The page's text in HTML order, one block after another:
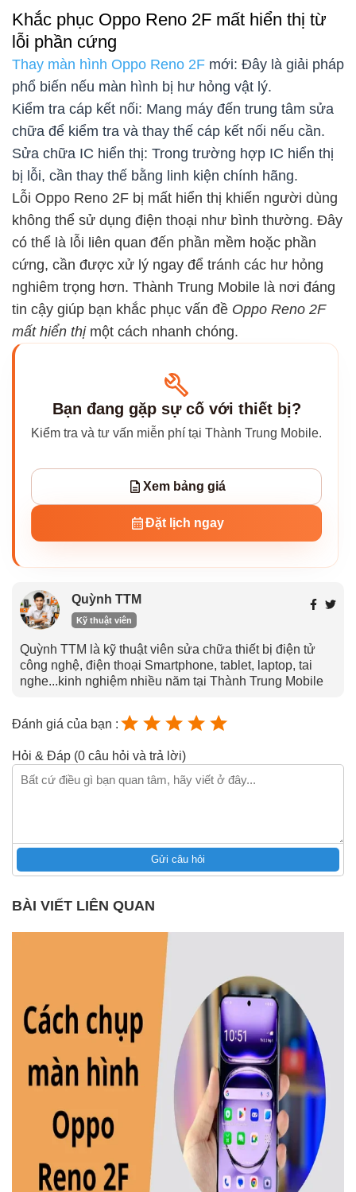
Khắc phục Oppo Reno 2F mất hiển thị từ
lỗi phần cứng
Thay màn hình Oppo Reno 2F mới: Đây là giải pháp
phổ biến nếu màn hình bị hư hỏng vật lý.
Kiểm tra cáp kết nối: Mang máy đến trung tâm sửa
chữa để kiểm tra và thay thế cáp kết nối nếu cần.
Sửa chữa IC hiển thị: Trong trường hợp IC hiển thị
bị lỗi, cần thay thế bằng linh kiện chính hãng.
Lỗi Oppo Reno 2F bị mất hiển thị khiến người dùng
không thể sử dụng điện thoại như bình thường. Đây
có thể là lỗi liên quan đến phần mềm hoặc phần
cứng, cần được xử lý ngay để tránh các hư hỏng
nghiêm trọng hơn. Thành Trung Mobile là nơi đáng
tin cậy giúp bạn khắc phục vấn đề Oppo Reno 2F
mất hiển thịmột cách nhanh chóng.
Bạn đang gặp sự cố với thiết bị?
Kiểm tra và tư vấn miễn phí tại Thành Trung Mobile.
Xem bảng giá
Đặt lịch ngay
Quỳnh TTM
Kỹ thuật viên
Quỳnh TTM là kỹ thuật viên sửa chữa thiết bị điện tử
công nghệ, điện thoại Smartphone, tablet, laptop, tai
nghe...kinh nghiệm nhiều năm tại Thành Trung Mobile
Đánh giá của bạn :
Hỏi & Đáp (0 câu hỏi và trả lời)
Gửi câu hỏi
BÀI VIẾT LIÊN QUAN